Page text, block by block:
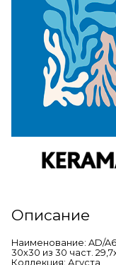
Описание
Наименование: AD/
30х30 из 30 част.
Коллекция: Агуста